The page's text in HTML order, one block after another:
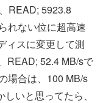
READ; 5923.8
れない位に超高速
ィスに変更して測
READ; 52.4 MB/sで
場合は、100 MB/s
いと思ってたら、